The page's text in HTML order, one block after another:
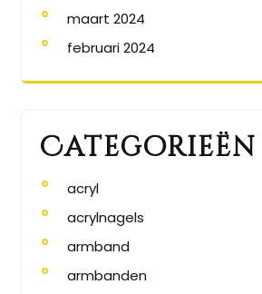
maart 2024
februari 2024
Categorieën
acryl
acrylnagels
armband
armbanden